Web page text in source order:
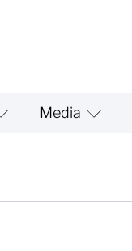
Media